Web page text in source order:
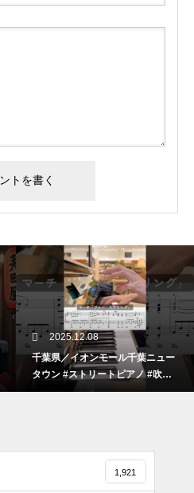
2025.12.08
千葉県／イオンモール千葉ニュー
タウン #ストリートピアノ #吹奏
楽
1,921